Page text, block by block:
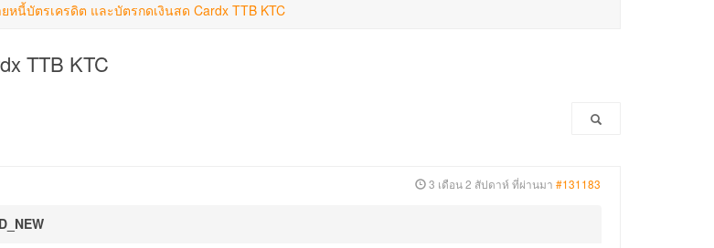
หนี้บัตรเครดิต และบัตรกดเงินสด Cardx TTB KTC
TTB KTC
3 เดือน 2 สัปดาห์ ที่ผ่านมา #131183